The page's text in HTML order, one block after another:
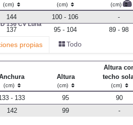
136 CV Luna
propias Todo
(cm) (cm) (cm)
144 100 - 106
-
137 95 - 104 89 - 98
(cm)
Altura
(cm)
Altura
techo
(cm)
- 133 95 90
142 99 -